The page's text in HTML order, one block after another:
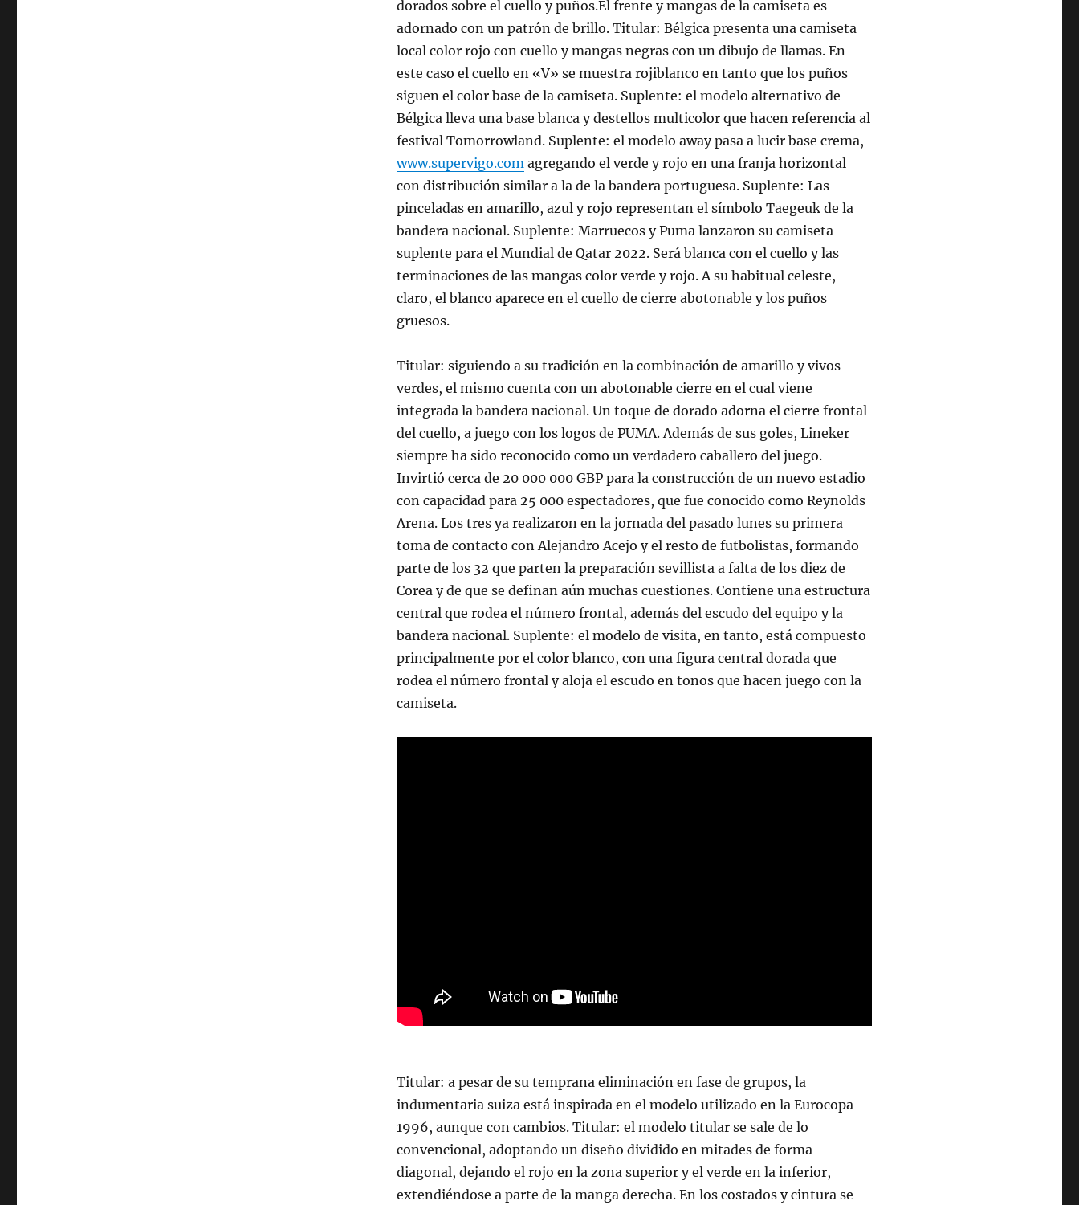
dorados sobre el cuello y puños.El frente y mangas de la camiseta es
adornado con un patrón de brillo. Titular: Bélgica presenta una camiseta
local color rojo con cuello y mangas negras con un dibujo de llamas. En
este caso el cuello en «V» se muestra rojiblanco en tanto que los puños
siguen el color base de la camiseta. Suplente: el modelo alternativo de
Bélgica lleva una base blanca y destellos multicolor que hacen referencia al
festival Tomorrowland. Suplente: el modelo away pasa a lucir base crema,
www.supervigo.com agregando el verde y rojo en una franja horizontal
con distribución similar a la de la bandera portuguesa. Suplente: Las
pinceladas en amarillo, azul y rojo representan el símbolo Taegeuk de la
bandera nacional. Suplente: Marruecos y Puma lanzaron su camiseta
suplente para el Mundial de Qatar 2022. Será blanca con el cuello y las
terminaciones de las mangas color verde y rojo. A su habitual celeste,
claro, el blanco aparece en el cuello de cierre abotonable y los puños
gruesos.
Titular: siguiendo a su tradición en la combinación de amarillo y vivos
verdes, el mismo cuenta con un abotonable cierre en el cual viene
integrada la bandera nacional. Un toque de dorado adorna el cierre frontal
del cuello, a juego con los logos de PUMA. Además de sus goles, Lineker
siempre ha sido reconocido como un verdadero caballero del juego.
Invirtió cerca de 20 000 000 GBP para la construcción de un nuevo estadio
con capacidad para 25 000 espectadores, que fue conocido como Reynolds
Arena. Los tres ya realizaron en la jornada del pasado lunes su primera
toma de contacto con Alejandro Acejo y el resto de futbolistas, formando
parte de los 32 que parten la preparación sevillista a falta de los diez de
Corea y de que se definan aún muchas cuestiones. Contiene una estructura
central que rodea el número frontal, además del escudo del equipo y la
bandera nacional. Suplente: el modelo de visita, en tanto, está compuesto
principalmente por el color blanco, con una figura central dorada que
rodea el número frontal y aloja el escudo en tonos que hacen juego con la
camiseta.
Titular: a pesar de su temprana eliminación en fase de grupos, la
indumentaria suiza está inspirada en el modelo utilizado en la Eurocopa
1996, aunque con cambios. Titular: el modelo titular se sale de lo
convencional, adoptando un diseño dividido en mitades de forma
diagonal, dejando el rojo en la zona superior y el verde en la inferior,
extendiéndose a parte de la manga derecha. En los costados y cintura se